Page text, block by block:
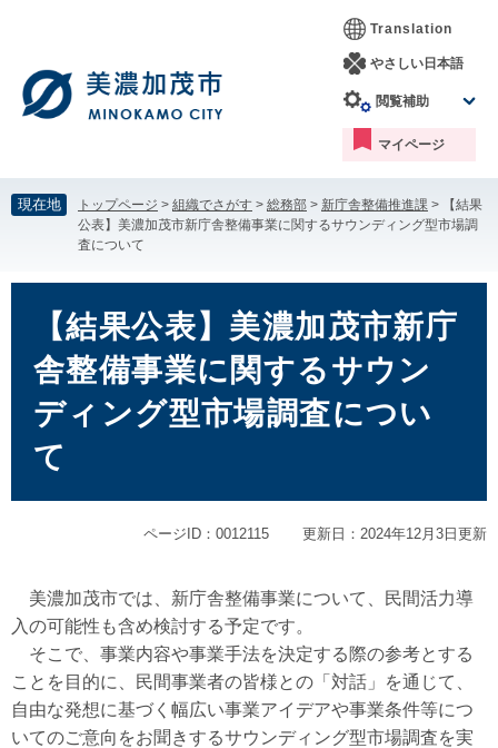
す。
し
て
本
Translation
やさしい日本語
閲覧補助
マイページ
現在地 トップページ > 組織でさがす > 総務部 > 新庁舎整備推進課 >
【結果
公表】美濃加茂市新庁舎整備事業に関するサウンディング型市場調
査について
【結果公表】美濃加茂市新庁
舎整備事業に関するサウン
ディング型市場調査につい
て
ページID：0012115 更新日：2024年12月3日更新
美濃加茂市では、新庁舎整備事業について、民間活力導
入の可能性も含め検討する予定です。
そこで、事業内容や事業手法を決定する際の参考とする
ことを目的に、民間事業者の皆様との「対話」を通じて、
自由な発想に基づく幅広い事業アイデアや事業条件等につ
いてのご意向をお聞きするサウンディング型市場調査を実